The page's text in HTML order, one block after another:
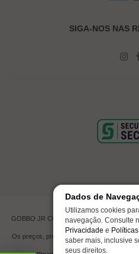
SIGA-NOS NAS
GOBBO JR COMERCIO DE
CAMPOS NOVOS,
Os preços, promoções e condições de
compras efetuadas
Dados de
Utilizamos cookies
navegação. Consulte
Privacidade e
saber mais, inclusive
seus direitos.